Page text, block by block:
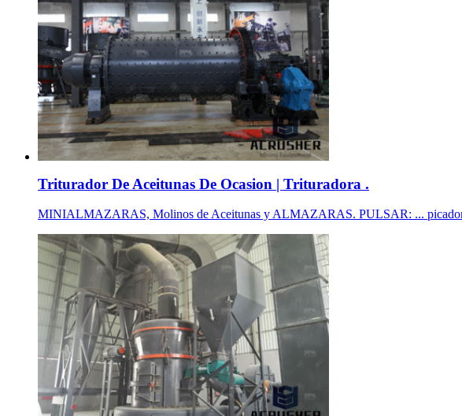
Triturador De Aceitunas De Ocasion | Trituradora .
MINIALMAZARAS, Molinos de Aceitunas y ALMAZARAS. PULSAR: ...